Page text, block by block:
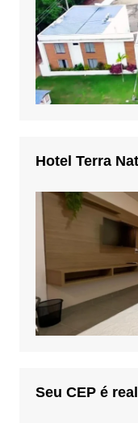
Hotel Terra
Seu CEP é